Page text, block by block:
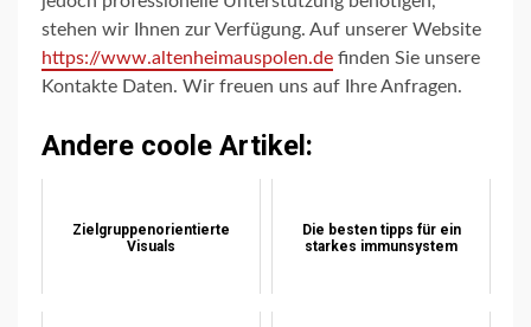
stehen wir Ihnen zur Verfügung. Auf unserer Website
https://www.altenheimauspolen.de finden Sie unsere
Kontakte Daten. Wir freuen uns auf Ihre Anfragen.
Andere coole Artikel:
Zielgruppenorientierte
Visuals
Die besten tipps für ein
starkes immunsystem